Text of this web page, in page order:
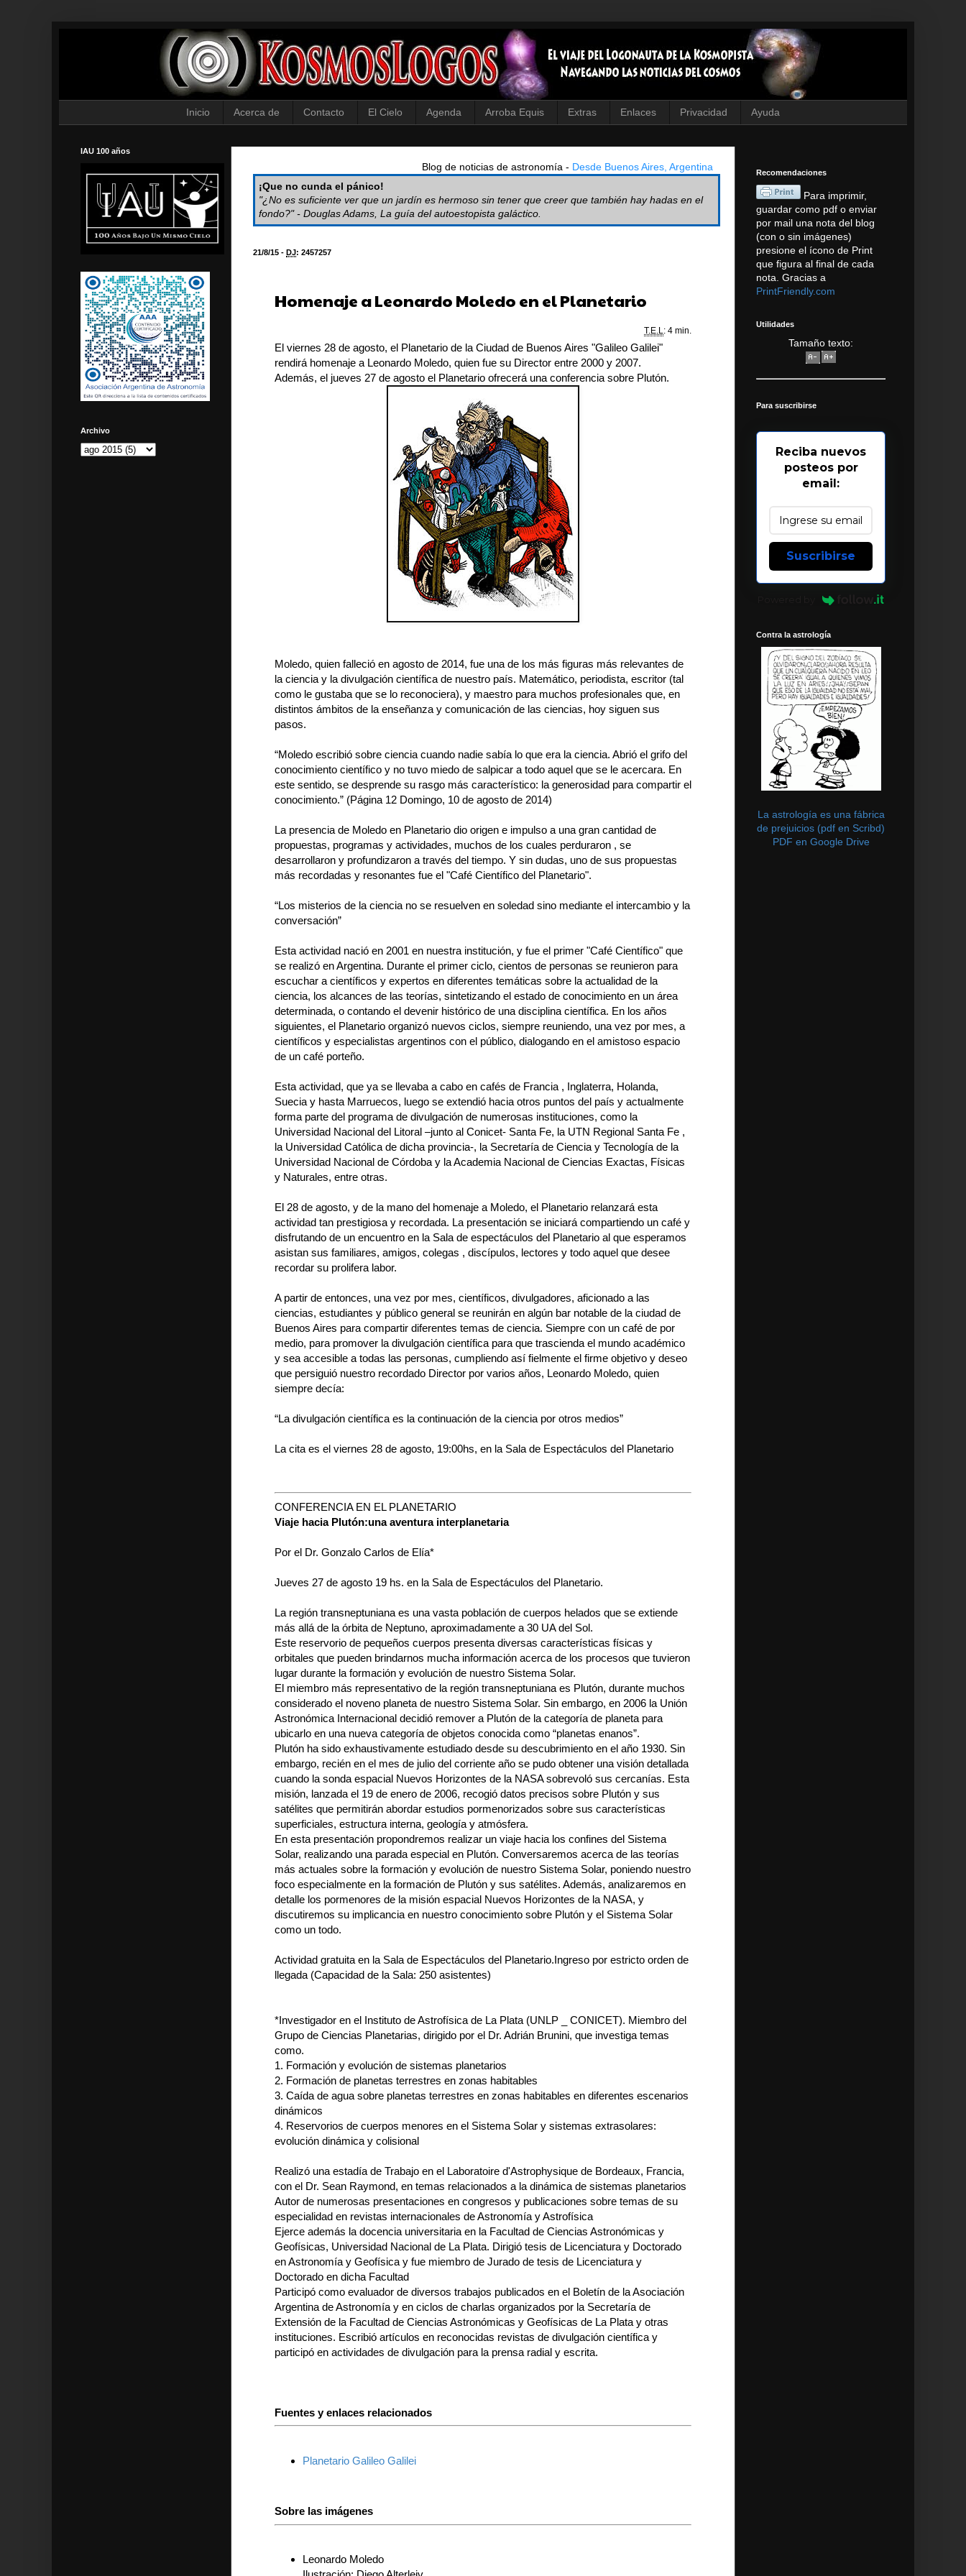
Inicio Acerca de Contacto El Cielo Agenda Arroba Equis Extras Enlaces Privacidad Ayuda
Blog de noticias de astronomía - Desde Buenos Aires, Argentina
¡Que no cunda el pánico!
"¿No es suficiente ver que un jardín es hermoso sin tener que creer que también hay hadas en el
fondo?" - Douglas Adams, La guía del autoestopista galáctico.
21/8/15 - DJ: 2457257
Homenaje a Leonardo Moledo en el Planetario
T.E.L: 4 min.
El viernes 28 de agosto, el Planetario de la Ciudad de Buenos Aires "Galileo Galilei"
rendirá homenaje a Leonardo Moledo, quien fue su Director entre 2000 y 2007.
Además, el jueves 27 de agosto el Planetario ofrecerá una conferencia sobre Plutón.
Moledo, quien falleció en agosto de 2014, fue una de los más figuras más relevantes de
la ciencia y la divulgación científica de nuestro país. Matemático, periodista, escritor (tal
como le gustaba que se lo reconociera), y maestro para muchos profesionales que, en
distintos ámbitos de la enseñanza y comunicación de las ciencias, hoy siguen sus
pasos.
“Moledo escribió sobre ciencia cuando nadie sabía lo que era la ciencia. Abrió el grifo del
conocimiento científico y no tuvo miedo de salpicar a todo aquel que se le acercara. En
este sentido, se desprende su rasgo más característico: la generosidad para compartir el
conocimiento.” (Página 12 Domingo, 10 de agosto de 2014)
La presencia de Moledo en Planetario dio origen e impulso a una gran cantidad de
propuestas, programas y actividades, muchos de los cuales perduraron , se
desarrollaron y profundizaron a través del tiempo. Y sin dudas, uno de sus propuestas
más recordadas y resonantes fue el "Café Científico del Planetario".
“Los misterios de la ciencia no se resuelven en soledad sino mediante el intercambio y la
conversación”
Esta actividad nació en 2001 en nuestra institución, y fue el primer "Café Científico" que
se realizó en Argentina. Durante el primer ciclo, cientos de personas se reunieron para
escuchar a científicos y expertos en diferentes temáticas sobre la actualidad de la
ciencia, los alcances de las teorías, sintetizando el estado de conocimiento en un área
determinada, o contando el devenir histórico de una disciplina científica. En los años
siguientes, el Planetario organizó nuevos ciclos, siempre reuniendo, una vez por mes, a
científicos y especialistas argentinos con el público, dialogando en el amistoso espacio
de un café porteño.
Esta actividad, que ya se llevaba a cabo en cafés de Francia , Inglaterra, Holanda,
Suecia y hasta Marruecos, luego se extendió hacia otros puntos del país y actualmente
forma parte del programa de divulgación de numerosas instituciones, como la
Universidad Nacional del Litoral –junto al Conicet- Santa Fe, la UTN Regional Santa Fe ,
la Universidad Católica de dicha provincia-, la Secretaría de Ciencia y Tecnología de la
Universidad Nacional de Córdoba y la Academia Nacional de Ciencias Exactas, Físicas
y Naturales, entre otras.
El 28 de agosto, y de la mano del homenaje a Moledo, el Planetario relanzará esta
actividad tan prestigiosa y recordada. La presentación se iniciará compartiendo un café y
disfrutando de un encuentro en la Sala de espectáculos del Planetario al que esperamos
asistan sus familiares, amigos, colegas , discípulos, lectores y todo aquel que desee
recordar su prolifera labor.
A partir de entonces, una vez por mes, científicos, divulgadores, aficionado a las
ciencias, estudiantes y público general se reunirán en algún bar notable de la ciudad de
Buenos Aires para compartir diferentes temas de ciencia. Siempre con un café de por
medio, para promover la divulgación científica para que trascienda el mundo académico
y sea accesible a todas las personas, cumpliendo así fielmente el firme objetivo y deseo
que persiguió nuestro recordado Director por varios años, Leonardo Moledo, quien
siempre decía:
“La divulgación científica es la continuación de la ciencia por otros medios”
La cita es el viernes 28 de agosto, 19:00hs, en la Sala de Espectáculos del Planetario
CONFERENCIA EN EL PLANETARIO
Viaje hacia Plutón:una aventura interplanetaria
Por el Dr. Gonzalo Carlos de Elía*
Jueves 27 de agosto 19 hs. en la Sala de Espectáculos del Planetario.
La región transneptuniana es una vasta población de cuerpos helados que se extiende
más allá de la órbita de Neptuno, aproximadamente a 30 UA del Sol.
Este reservorio de pequeños cuerpos presenta diversas características físicas y
orbitales que pueden brindarnos mucha información acerca de los procesos que tuvieron
lugar durante la formación y evolución de nuestro Sistema Solar.
El miembro más representativo de la región transneptuniana es Plutón, durante muchos
considerado el noveno planeta de nuestro Sistema Solar. Sin embargo, en 2006 la Unión
Astronómica Internacional decidió remover a Plutón de la categoría de planeta para
ubicarlo en una nueva categoría de objetos conocida como “planetas enanos”.
Plutón ha sido exhaustivamente estudiado desde su descubrimiento en el año 1930. Sin
embargo, recién en el mes de julio del corriente año se pudo obtener una visión detallada
cuando la sonda espacial Nuevos Horizontes de la NASA sobrevoló sus cercanías. Esta
misión, lanzada el 19 de enero de 2006, recogió datos precisos sobre Plutón y sus
satélites que permitirán abordar estudios pormenorizados sobre sus características
superficiales, estructura interna, geología y atmósfera.
En esta presentación propondremos realizar un viaje hacia los confines del Sistema
Solar, realizando una parada especial en Plutón. Conversaremos acerca de las teorías
más actuales sobre la formación y evolución de nuestro Sistema Solar, poniendo nuestro
foco especialmente en la formación de Plutón y sus satélites. Además, analizaremos en
detalle los pormenores de la misión espacial Nuevos Horizontes de la NASA, y
discutiremos su implicancia en nuestro conocimiento sobre Plutón y el Sistema Solar
como un todo.
Actividad gratuita en la Sala de Espectáculos del Planetario.Ingreso por estricto orden de
llegada (Capacidad de la Sala: 250 asistentes)
*Investigador en el Instituto de Astrofísica de La Plata (UNLP _ CONICET). Miembro del
Grupo de Ciencias Planetarias, dirigido por el Dr. Adrián Brunini, que investiga temas
como.
1. Formación y evolución de sistemas planetarios
2. Formación de planetas terrestres en zonas habitables
3. Caída de agua sobre planetas terrestres en zonas habitables en diferentes escenarios
dinámicos
4. Reservorios de cuerpos menores en el Sistema Solar y sistemas extrasolares:
evolución dinámica y colisional
Realizó una estadía de Trabajo en el Laboratoire d'Astrophysique de Bordeaux, Francia,
con el Dr. Sean Raymond, en temas relacionados a la dinámica de sistemas planetarios
Autor de numerosas presentaciones en congresos y publicaciones sobre temas de su
especialidad en revistas internacionales de Astronomía y Astrofísica
Ejerce además la docencia universitaria en la Facultad de Ciencias Astronómicas y
Geofísicas, Universidad Nacional de La Plata. Dirigió tesis de Licenciatura y Doctorado
en Astronomía y Geofísica y fue miembro de Jurado de tesis de Licenciatura y
Doctorado en dicha Facultad
Participó como evaluador de diversos trabajos publicados en el Boletín de la Asociación
Argentina de Astronomía y en ciclos de charlas organizados por la Secretaría de
Extensión de la Facultad de Ciencias Astronómicas y Geofísicas de La Plata y otras
instituciones. Escribió artículos en reconocidas revistas de divulgación científica y
participó en actividades de divulgación para la prensa radial y escrita.
Fuentes y enlaces relacionados
Planetario Galileo Galilei
Sobre las imágenes
Leonardo Moledo
IAU 100 años
Archivo
Recomendaciones
Para imprimir,
guardar como pdf o enviar
por mail una nota del blog
(con o sin imágenes)
presione el ícono de Print
que figura al final de cada
nota. Gracias a
PrintFriendly.com
Utilidades
Tamaño texto:
Para suscribirse
Reciba nuevos
posteos por
email:
Suscribirse
Contra la astrología
La astrología es una fábrica
de prejuicios (pdf en Scribd)
PDF en Google Drive